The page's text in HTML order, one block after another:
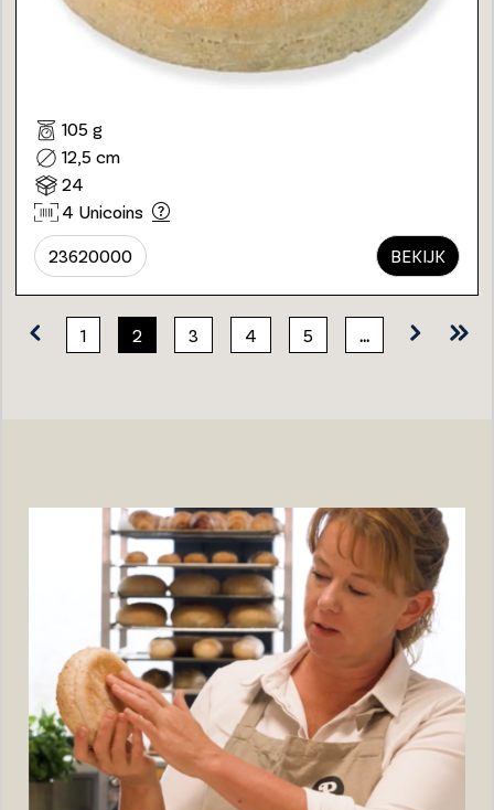
105 g
12,5 cm
24
4 Unicoins
23620000 BEKIJK
1 2 3 4 5 …